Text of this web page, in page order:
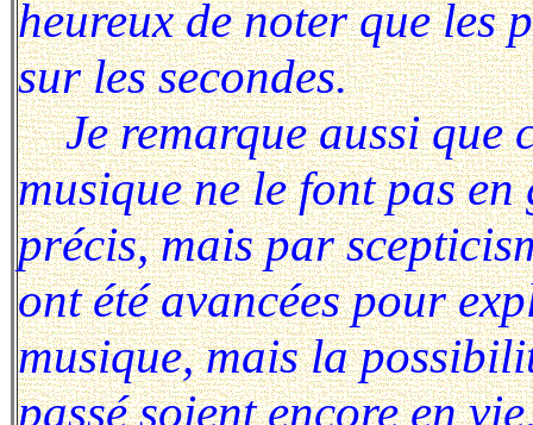
heureux de noter que les
sur les secondes.
Je remarque aussi que
musique ne le font pas
précis, mais par
ont été avancées pour
musique, mais la
passé soient encore en